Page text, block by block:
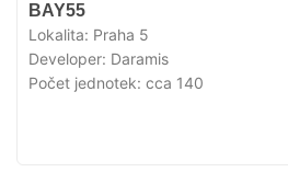
BAY55
Lokalita: Praha 5
Developer: Daramis
Počet jednotek: cca 140